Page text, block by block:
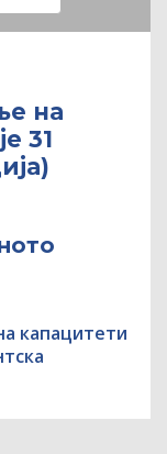
на
31
капацитети